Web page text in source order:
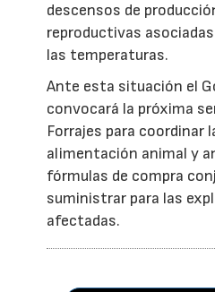
descensos de
reproductivas
las temperaturas.
Ante esta situación el
convocará la próxima
Forrajes para coordinar
alimentación animal y
fórmulas de compra
suministrar para las
afectadas.